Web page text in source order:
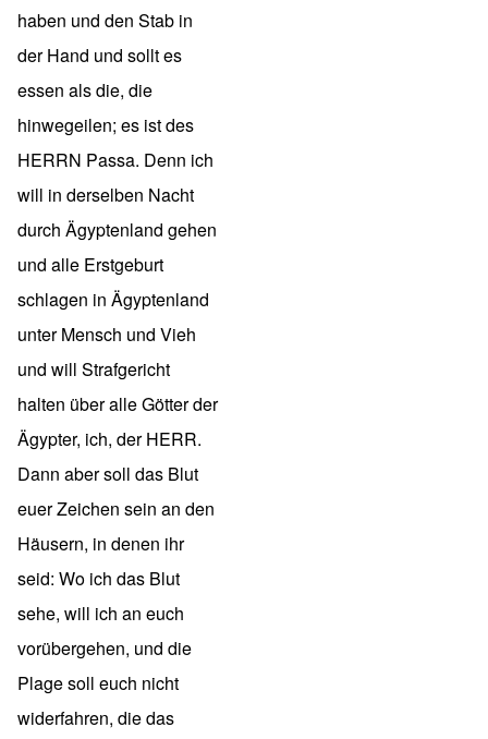
haben und den Stab in
der Hand und sollt es
essen als die, die
hinwegeilen; es ist des
HERRN Passa. Denn ich
will in derselben Nacht
durch Ägyptenland gehen
und alle Erstgeburt
schlagen in Ägyptenland
unter Mensch und Vieh
und will Strafgericht
halten über alle Götter der
Ägypter, ich, der HERR.
Dann aber soll das Blut
euer Zeichen sein an den
Häusern, in denen ihr
seid: Wo ich das Blut
sehe, will ich an euch
vorübergehen, und die
Plage soll euch nicht
widerfahren, die das